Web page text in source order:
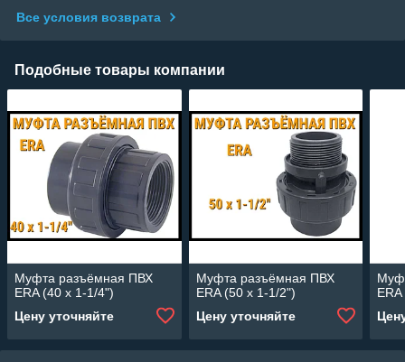
Все условия возврата
Подобные товары компании
Муфта разъёмная ПВХ
ERA (40 x 1-1/4")
Цену уточняйте
Муфта разъёмная ПВХ
ERA (50 x 1-1/2")
Цену уточняйте